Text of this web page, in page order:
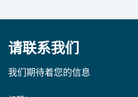
换以下信息，例如。
- AGV的装载状态
我们的货物升降机专家将很乐意
降机。现在就联系我们吧
在此查看更多信息和SHERPA可
选择。
度。负载的大小和重量也会影响
这也起到了一定的作用，还有最
坑尺寸和轴头尺寸。 你可以在
请联系我们
我们期待着您的信息